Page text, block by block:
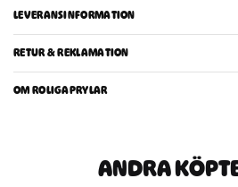
LEVERANSINFORMATION
RETUR & REKLAMATION
OM ROLIGAPRYLAR
ANDRA